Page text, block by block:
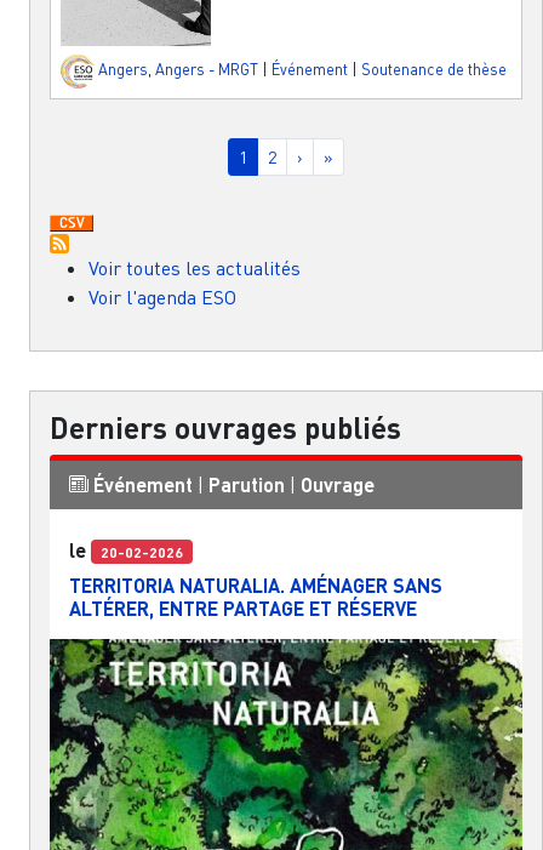
Angers Angers - MRGT Événement Soutenance de thèse
Page courante
1 Page
2 Page suivante
› Dernière page
»
Voir toutes les actualités
Voir l'agenda ESO
Derniers ouvrages publiés
Événement | Parution | Ouvrage
le 20-02-2026
TERRITORIA NATURALIA. AMÉNAGER SANS
ALTÉRER, ENTRE PARTAGE ET RÉSERVE